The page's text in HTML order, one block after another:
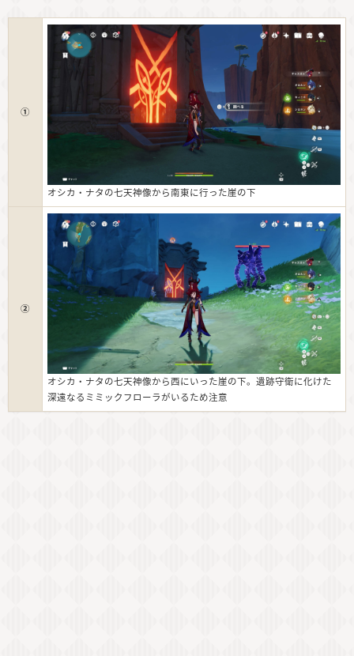
①
オシカ・ナタの七天神像から南東に行った崖の下
②
オシカ・ナタの七天神像から西にいった崖の下。遺跡守衛に化けた
深遠なるミミックフローラがいるため注意